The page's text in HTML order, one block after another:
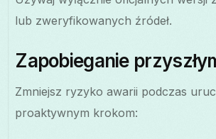
lub zweryfikowanych źródeł.
Zapobieganie
Zmniejsz ryzyko awarii podczas
proaktywnym krokom: